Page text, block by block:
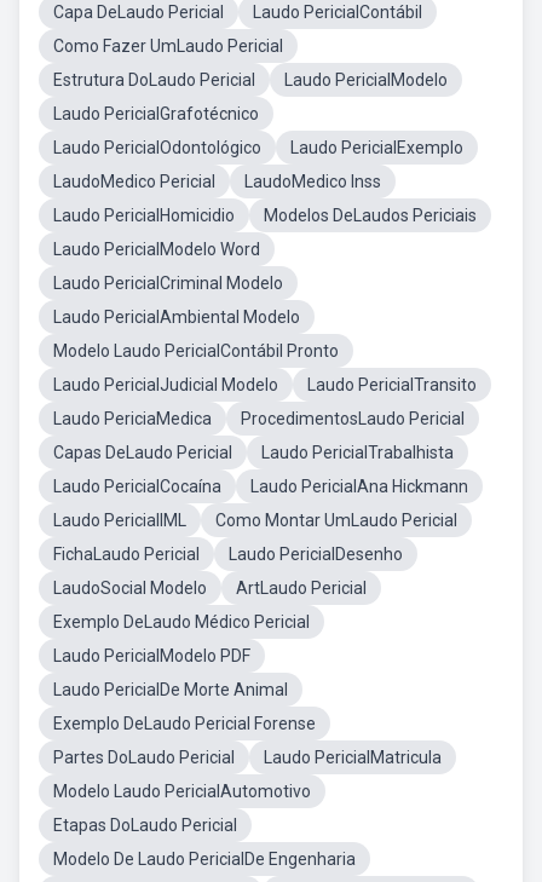
Capa DeLaudo Pericial
Laudo PericialContábil
Como Fazer UmLaudo Pericial
Estrutura DoLaudo Pericial
Laudo PericialModelo
Laudo PericialGrafotécnico
Laudo PericialOdontológico
Laudo PericialExemplo
LaudoMedico Pericial
LaudoMedico Inss
Laudo PericialHomicidio
Modelos DeLaudos Periciais
Laudo PericialModelo Word
Laudo PericialCriminal Modelo
Laudo PericialAmbiental Modelo
Modelo Laudo PericialContábil Pronto
Laudo PericialJudicial Modelo
Laudo PericialTransito
Laudo PericiaMedica
ProcedimentosLaudo Pericial
Capas DeLaudo Pericial
Laudo PericialTrabalhista
Laudo PericialCocaína
Laudo PericialAna Hickmann
Laudo PericialIML
Como Montar UmLaudo Pericial
FichaLaudo Pericial
Laudo PericialDesenho
LaudoSocial Modelo
ArtLaudo Pericial
Exemplo DeLaudo Médico Pericial
Laudo PericialModelo PDF
Laudo PericialDe Morte Animal
Exemplo DeLaudo Pericial Forense
Partes DoLaudo Pericial
Laudo PericialMatricula
Modelo Laudo PericialAutomotivo
Etapas DoLaudo Pericial
Modelo De Laudo PericialDe Engenharia